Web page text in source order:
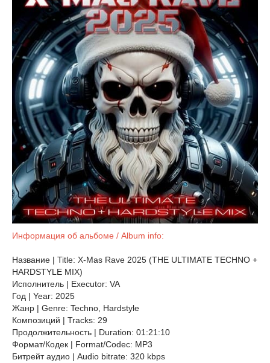
Информация об альбоме / Album info:
Название | Title: X-Mas Rave 2025 (THE ULTIMATE TECHNO +
HARDSTYLE MIX)
Исполнитель | Executor: VA
Год | Year: 2025
Жанр | Genre: Techno, Hardstyle
Композиций | Tracks: 29
Продолжительность | Duration: 01:21:10
Формат/Кодек | Format/Codec: MP3
Битрейт аудио | Audio bitrate: 320 kbps